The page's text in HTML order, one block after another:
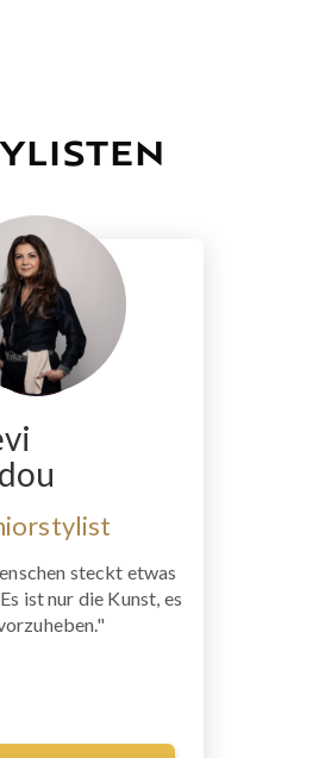
steckt etwas
ist nur die Kunst, es